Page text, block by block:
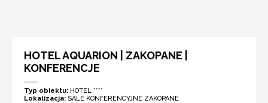
HOTEL AQUARION | ZAKOPANE |
KONFERENCJE
Typ obiektu: HOTEL ****
Lokalizacja: SALE KONFERENCYJNE ZAKOPANE